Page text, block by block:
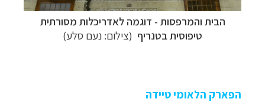
הבית והמרפסות - דוגמה לאדריכלות מסורתית
טיפוסית בטנריף (צילום: נעם סלע)
הפארק הלאומי טיידה
קרוזים והפלגות נופש לחצו לרשימת היעדים »
הפלגות לאנטארקטיקה
לחצו לכל מסלולי ההפלגות »